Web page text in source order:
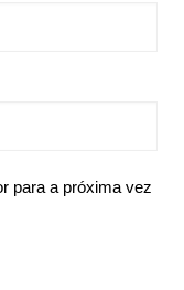
para a próxima vez